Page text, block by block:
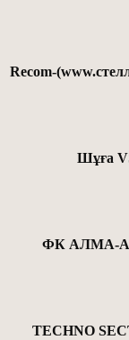
Recom-
Шұға
ФК АЛМА-
TECHNO